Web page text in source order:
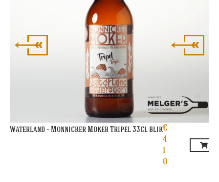
Waterland – Monnicker Moker Tripel 33cl blik€
4,
1
0